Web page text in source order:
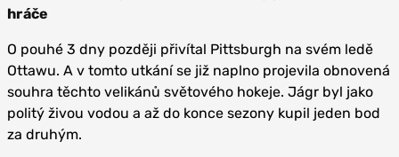
hráče
O pouhé 3 dny později přivítal Pittsburgh na svém ledě
Ottawu. A v tomto utkání se již naplno projevila obnovená
souhra těchto velikánů světového hokeje. Jágr byl jako
politý živou vodou a až do konce sezony kupil jeden bod
za druhým.